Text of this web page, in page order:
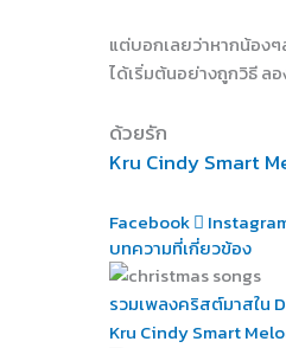
แต่บอกเลยว่าหากน้อง
ได้เริ่มต้นอย่างถูกวิธี ล
ด้วยรัก
Kru Cindy Smart
Facebook
บทความที่เกี่ยวข้อง
รวมเพลงคริสต์มาสใน
Kru Cindy Smart